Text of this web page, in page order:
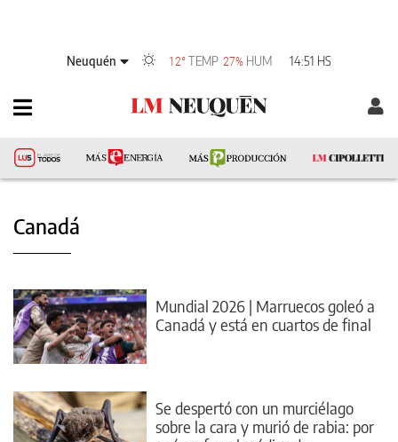
Neuquén 12°TEMP 27% HUM 14:51 HS
Canadá
Mundial 2026 | Marruecos goleó a
Canadá y está en cuartos de final
Se despertó con un murciélago
sobre la cara y murió de rabia: por